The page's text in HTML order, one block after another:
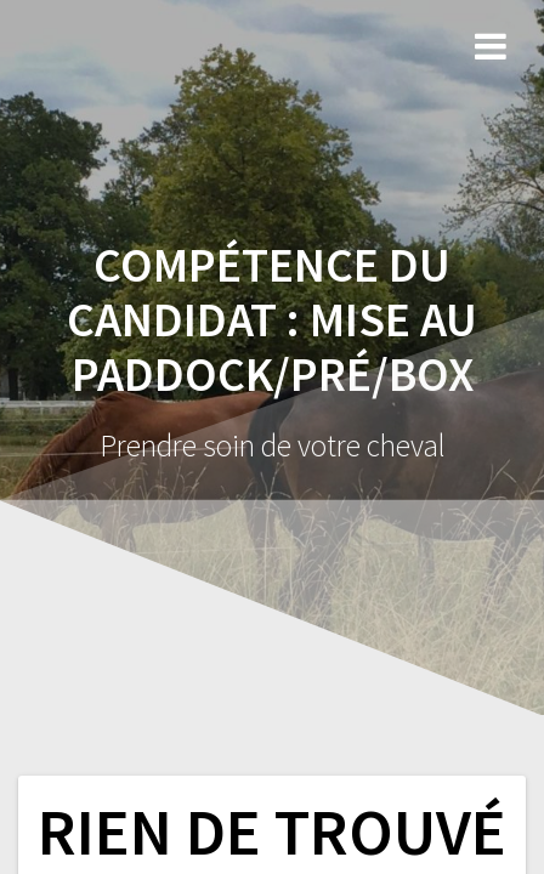
COMPÉTENCE DU
CANDIDAT :MISE AU
PADDOCK/PRÉ/BOX
Prendre soin de votre cheval
RIEN DE TROUVÉ